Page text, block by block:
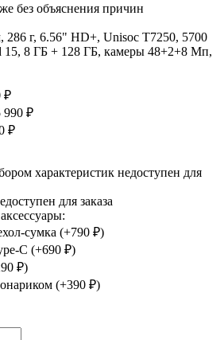
без объяснения причин
286 г, 6.56" HD+, Unisoc T7250, 5700
8 ГБ + 128 ГБ, камеры 48+2+8 Мп,
₽
990 ₽
₽
характеристик недоступен для
для заказа
сумка (+790 ₽)
C (+690 ₽)
₽)
(+390 ₽)